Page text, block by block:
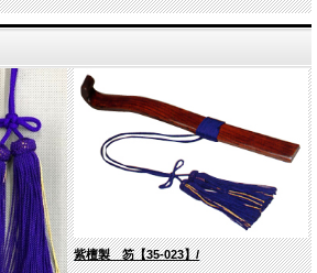
紫檀製 笏【35-023】/